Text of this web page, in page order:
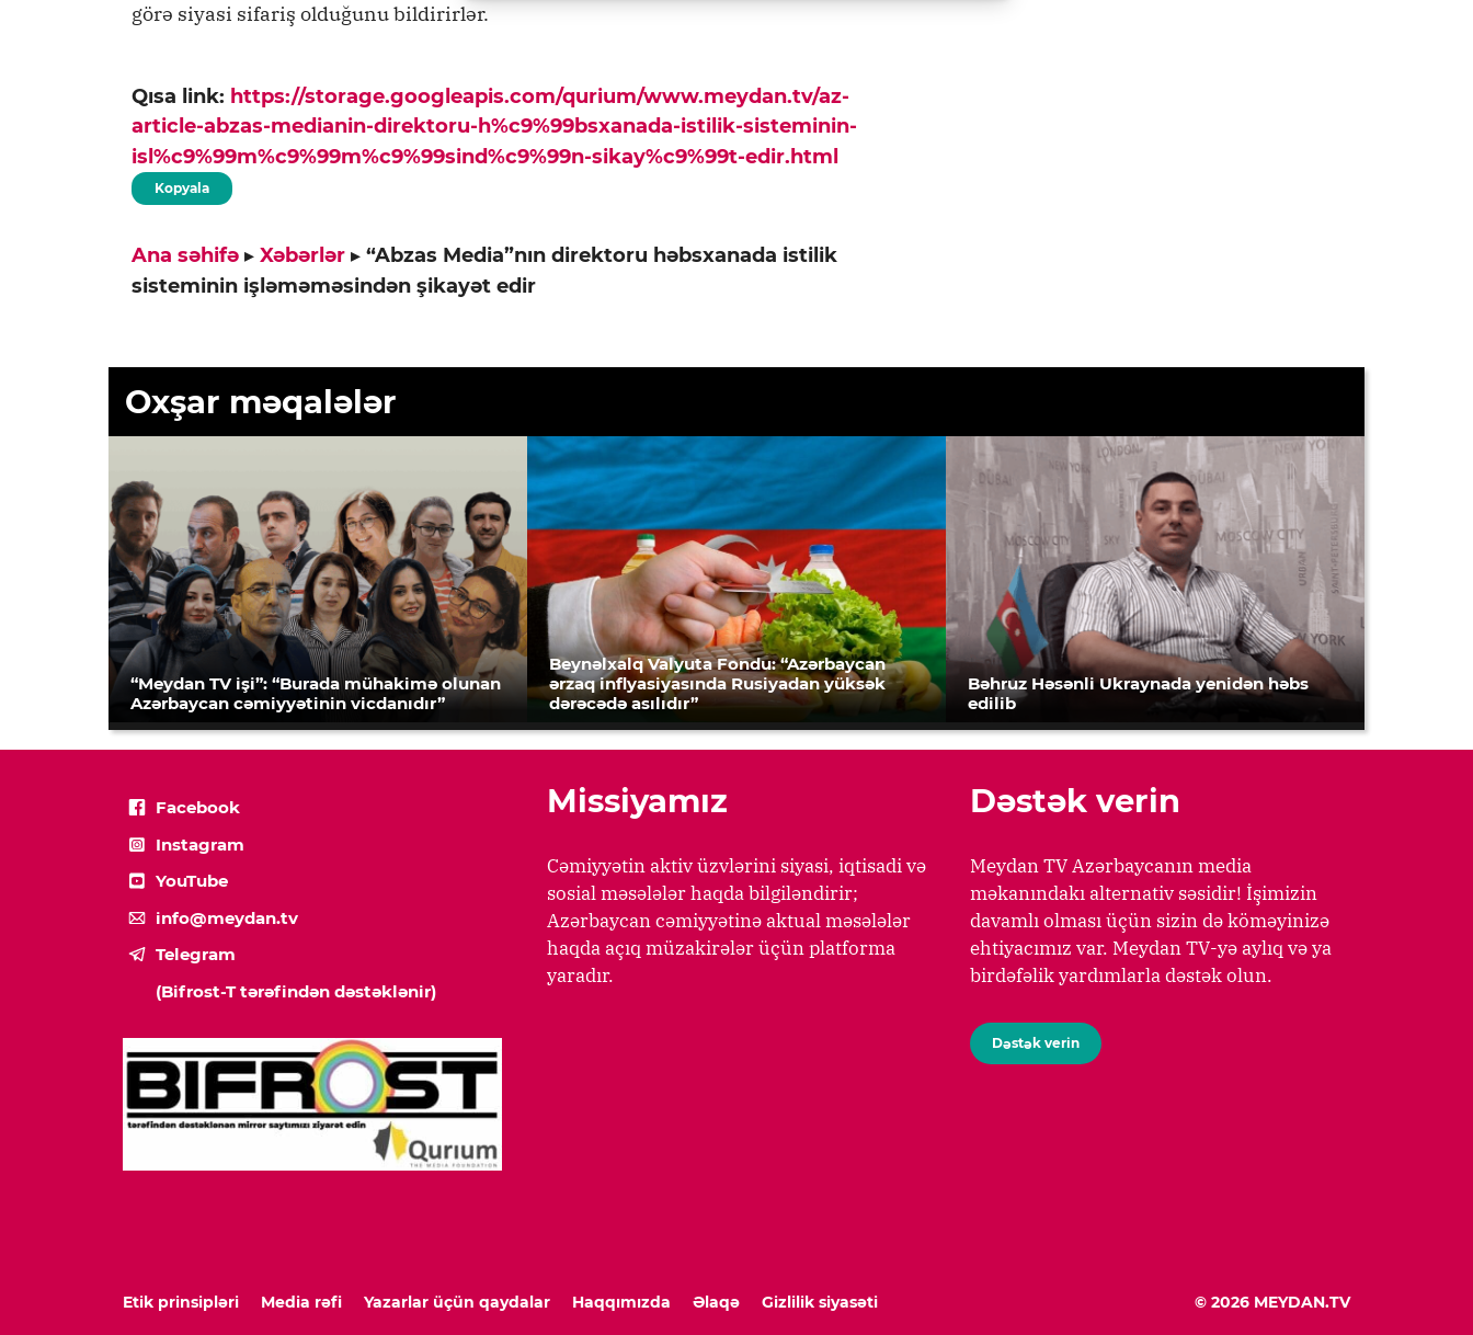
görə siyasi sifariş olduğunu bildirirlər.
Qısa link: https://storage.googleapis.com/qurium/www.meydan.tv/az-
article-abzas-medianin-direktoru-h%c9%99bsxanada-istilik-sisteminin-
isl%c9%99m%c9%99m%c9%99sind%c9%99n-sikay%c9%99t-edir.html
Kopyala
Ana səhifə ▸ Xəbərlər ▸ “Abzas Media”nın direktoru həbsxanada istilik
sisteminin işləməməsindən şikayət edir
Oxşar məqalələr
“Meydan TV işi”: “Burada mühakimə olunan
Azərbaycan cəmiyyətinin vicdanıdır”
Beynəlxalq Valyuta Fondu: “Azərbaycan
ərzaq inflyasiyasında Rusiyadan yüksək
dərəcədə asılıdır”
Bəhruz Həsənli Ukraynada yenidən həbs
edilib
Facebook
Instagram
YouTube
info@meydan.tv
Telegram
(Bifrost-T tərəfindən dəstəklənir)
Missiyamız
Cəmiyyətin aktiv üzvlərini siyasi, iqtisadi və
sosial məsələlər haqda bilgiləndirir;
Azərbaycan cəmiyyətinə aktual məsələlər
haqda açıq müzakirələr üçün platforma
yaradır.
Dəstək verin
Meydan TV Azərbaycanın media
məkanındakı alternativ səsidir! İşimizin
davamlı olması üçün sizin də köməyinizə
ehtiyacımız var. Meydan TV-yə aylıq və ya
birdəfəlik yardımlarla dəstək olun.
Dəstək verin
Etik prinsipləri Media rəfi Yazarlar üçün qaydalar Haqqımızda Əlaqə Gizlilik siyasəti © 2026 MEYDAN.TV